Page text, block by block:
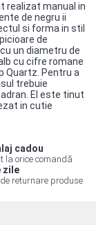
realizat manual in
de negru ii
si forma in stil
de
un diametru de
cu cifre romane
Quartz. Pentru a
trebuie
El este tinut
in cutie
cadou
la orice comandă
zile
returnare produse